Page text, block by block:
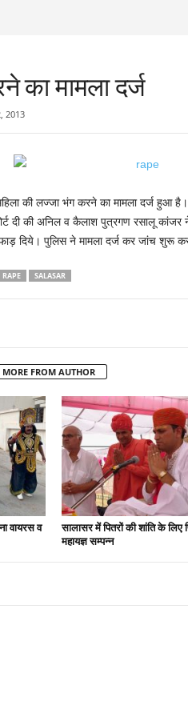
का मामला दर्ज
2013
की लज्जा भंग करने का मामला दर्ज हुआ
दी की अनिल व कैलाश पुत्रगण रसालू
दिये। पुलिस ने मामला दर्ज कर जांच शुरू
RAPE SALASAR
MORE FROM AUTHOR
वायरस व
सालासर में पितरों की शांति के लिए
महायज्ञ सम्पन्न